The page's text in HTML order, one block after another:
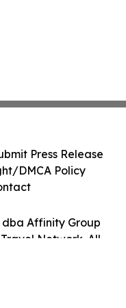
dba Affinity Group
Network. All
Press Release
DMCA Policy